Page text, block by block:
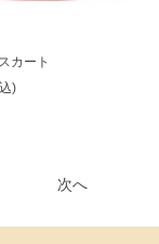
カート
)
次へ